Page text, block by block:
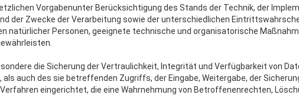
Vorgabenunter Berücksichtigung des Stands der Technik, der
der Zwecke der Verarbeitung sowie der unterschiedlichen
natürlicher Personen, geeignete technische und organisatorische
die Sicherung der Vertraulichkeit, Integrität und Verfügbarkeit von
auch des sie betreffenden Zugriffs, der Eingabe, Weitergabe, der
eingerichtet, die eine Wahrnehmung von Betroffenenrechten,